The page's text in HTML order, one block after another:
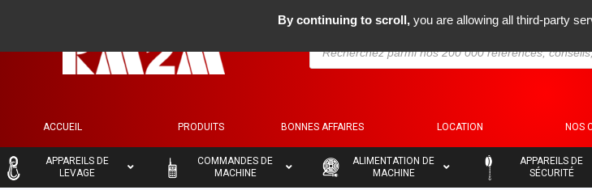
ACCUEIL
– PRODUITS
– BONNES AFFAIRES
– LOCATION
– NOS
APPAREILS DE
LEVAGE
COMMANDES DE
MACHINE
ALIMENTATION DE
MACHINE
APPAREILS DE
SÉCURITÉ
By continuing to scroll, you are allowing all third-party